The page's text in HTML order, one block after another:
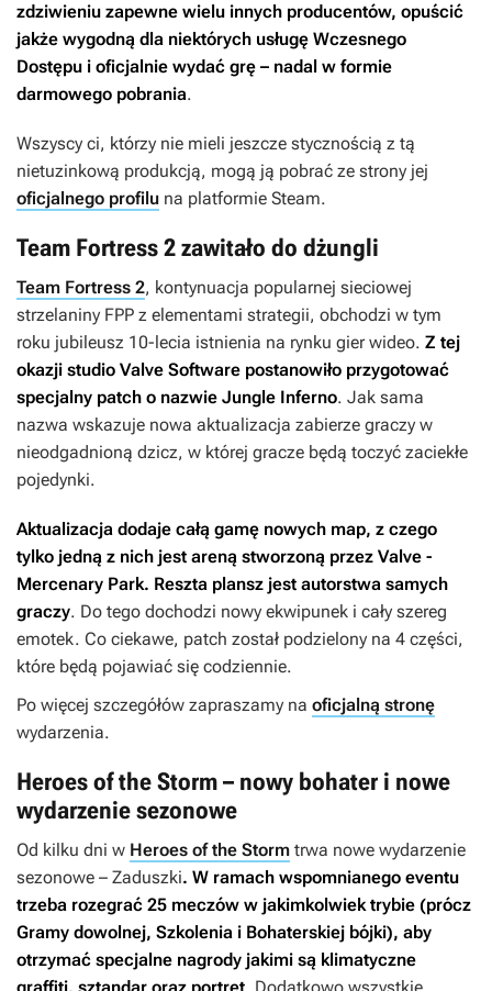
zdziwieniu zapewne wielu innych producentów, opuścić
jakże wygodną dla niektórych usługę Wczesnego
Dostępu i oficjalnie wydać grę – nadal w formie
darmowego pobrania.
Wszyscy ci, którzy nie mieli jeszcze stycznością z tą
nietuzinkową produkcją, mogą ją pobrać ze strony jej
oficjalnego profilu na platformie Steam.
Team Fortress 2 zawitało do dżungli
Team Fortress 2, kontynuacja popularnej sieciowej
strzelaniny FPP z elementami strategii, obchodzi w tym
roku jubileusz 10-lecia istnienia na rynku gier wideo. Z tej
okazji studio Valve Software postanowiło przygotować
specjalny patch o nazwie Jungle Inferno. Jak sama
nazwa wskazuje nowa aktualizacja zabierze graczy w
nieodgadnioną dzicz, w której gracze będą toczyć zaciekłe
pojedynki.
Aktualizacja dodaje całą gamę nowych map, z czego
tylko jedną z nich jest areną stworzoną przez Valve -
Mercenary Park. Reszta plansz jest autorstwa samych
graczy. Do tego dochodzi nowy ekwipunek i cały szereg
emotek. Co ciekawe, patch został podzielony na 4 części,
które będą pojawiać się codziennie.
Po więcej szczegółów zapraszamy na oficjalną stronę
wydarzenia.
Heroes of the Storm – nowy bohater i nowe
wydarzenie sezonowe
Od kilku dni w Heroes of the Storm trwa nowe wydarzenie
sezonowe – Zaduszki. W ramach wspomnianego eventu
trzeba rozegrać 25 meczów w jakimkolwiek trybie (prócz
Gramy dowolnej, Szkolenia i Bohaterskiej bójki), aby
otrzymać specjalne nagrody jakimi są klimatyczne